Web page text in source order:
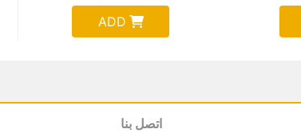
ADD
اتصل بنا